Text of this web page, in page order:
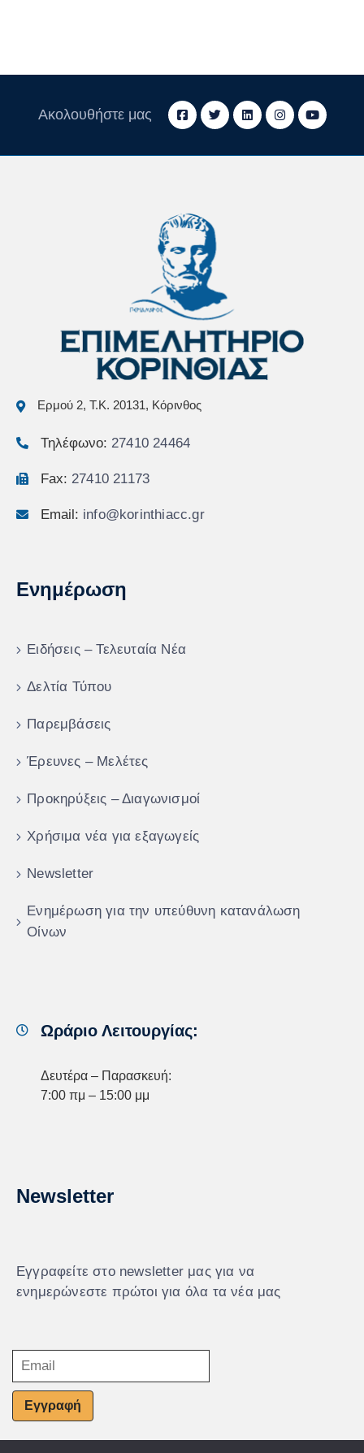
Ακολουθήστε μας
Ερμού 2, Τ.Κ. 20131, Κόρινθος
Τηλέφωνο: 27410 24464
Fax: 27410 21173
Email: info@korinthiacc.gr
Ενημέρωση
Ειδήσεις – Τελευταία Νέα
Δελτία Τύπου
Παρεμβάσεις
Έρευνες – Μελέτες
Προκηρύξεις – Διαγωνισμοί
Χρήσιμα νέα για εξαγωγείς
Newsletter
Ενημέρωση για την υπεύθυνη κατανάλωση
Οίνων
Ωράριο Λειτουργίας:
Δευτέρα – Παρασκευή:
7:00 πμ – 15:00 μμ
Newsletter
Εγγραφείτε στο newsletter μας για να
ενημερώνεστε πρώτοι για όλα τα νέα μας
Εγγραφή